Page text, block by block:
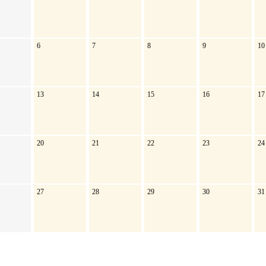
6 7 8 9 10
13 14 15 16 17
20 21 22 23 24
27 28 29 30 31